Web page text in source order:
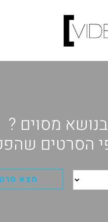
מסוים ?
הסרטים